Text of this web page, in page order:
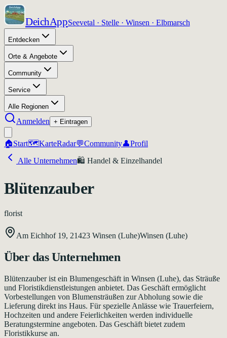
DeichAppSeevetal · Stelle · Winsen · Elbmarsch
Entdecken
Orte & Angebote
Community
Service
Alle Regionen
Anmelden + Eintragen
🏠Start🗺️KarteRadar💬Community👤Profil
Alle Unternehmen🛍️ Handel & Einzelhandel
Blütenzauber
florist
Am Eichhof 19, 21423 Winsen (Luhe)Winsen (Luhe)
Über das Unternehmen
Blütenzauber ist ein Blumengeschäft in Winsen (Luhe), das Sträuße
und Floristikdienstleistungen anbietet. Das Geschäft ermöglicht
Vorbestellungen von Blumensträußen zur Abholung sowie die
Lieferung direkt ins Haus. Für spezielle Anlässe wie Trauerfeiern,
Hochzeiten und andere Feierlichkeiten werden individuelle
Beratungstermine angeboten. Das Geschäft bietet zudem
Floristikkurse an.